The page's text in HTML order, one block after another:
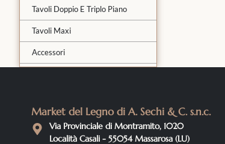
Tavoli Doppio E Triplo Piano
Tavoli Maxi
Accessori
Market del Legno di A. Sechi & C. s.n.c.
Via Provinciale di Montramito, 1020
Località Casali - 55054 Massarosa (LU)